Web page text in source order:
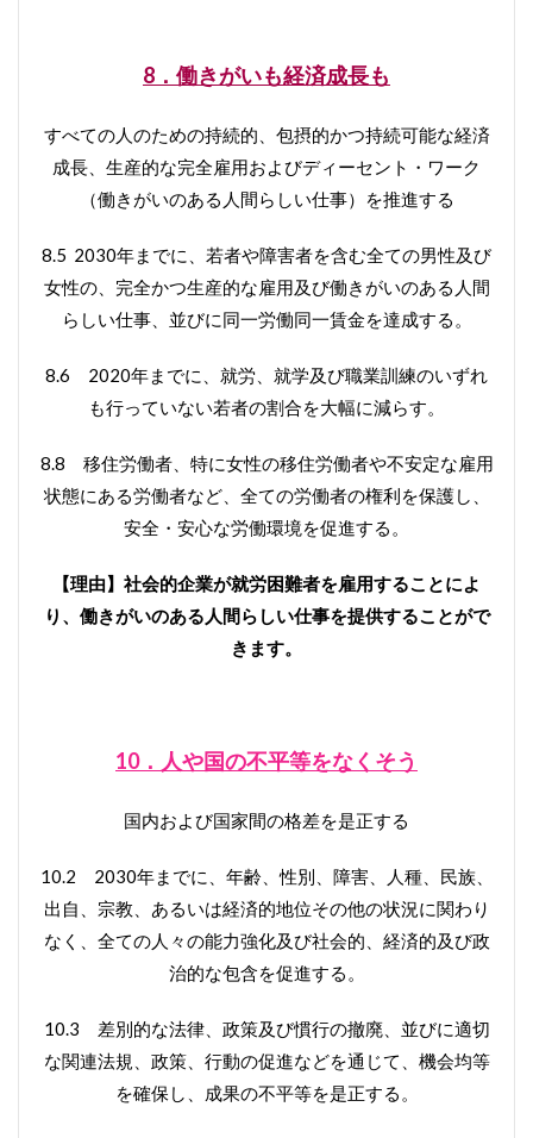
8．働きがいも経済成長も
すべての人のための持続的、包摂的かつ持続可能な経済
成長、生産的な完全雇用およびディーセント・ワーク
（働きがいのある人間らしい仕事）を推進する
8.5 2030年までに、若者や障害者を含む全ての男性及び
女性の、完全かつ生産的な雇用及び働きがいのある人間
らしい仕事、並びに同一労働同一賃金を達成する。
8.6 2020年までに、就労、就学及び職業訓練のいずれ
も行っていない若者の割合を大幅に減らす。
8.8 移住労働者、特に女性の移住労働者や不安定な雇用
状態にある労働者など、全ての労働者の権利を保護し、
安全・安心な労働環境を促進する。
【理由】社会的企業が就労困難者を雇用することによ
り、働きがいのある人間らしい仕事を提供することがで
きます。
10．人や国の不平等をなくそう
国内および国家間の格差を是正する
10.2 2030年までに、年齢、性別、障害、人種、民族、
出自、宗教、あるいは経済的地位その他の状況に関わり
なく、全ての人々の能力強化及び社会的、経済的及び政
治的な包含を促進する。
10.3 差別的な法律、政策及び慣行の撤廃、並びに適切
な関連法規、政策、行動の促進などを通じて、機会均等
を確保し、成果の不平等を是正する。